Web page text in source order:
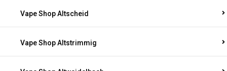
Vape Shop Altscheid
Vape Shop Altstrimmig